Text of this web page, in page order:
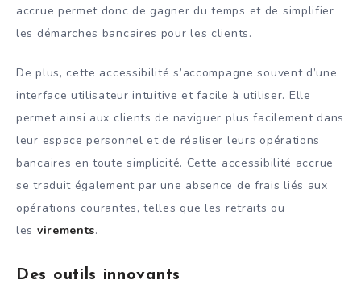
accrue permet donc de gagner du temps et de simplifier
les démarches bancaires pour les clients.
De plus, cette accessibilité s’accompagne souvent d’une
interface utilisateur intuitive et facile à utiliser. Elle
permet ainsi aux clients de naviguer plus facilement dans
leur espace personnel et de réaliser leurs opérations
bancaires en toute simplicité. Cette accessibilité accrue
se traduit également par une absence de frais liés aux
opérations courantes, telles que les retraits ou
les virements.
Des outils innovants